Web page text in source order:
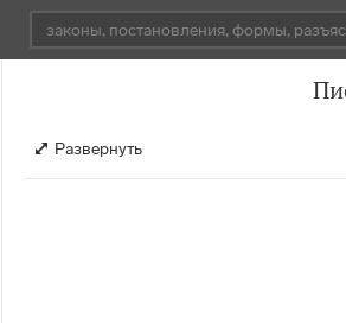
Развернуть